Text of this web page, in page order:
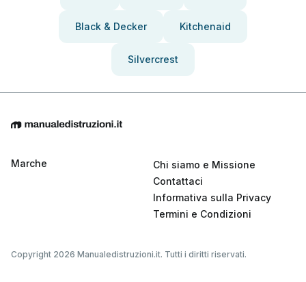
Black & Decker Kitchenaid
Silvercrest
Marche
Chi siamo e Missione
Contattaci
Informativa sulla Privacy
Termini e Condizioni
Copyright 2026 Manualedistruzioni.it. Tutti i diritti riservati.